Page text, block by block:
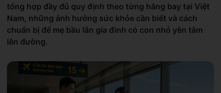
tổng hợp đầy đủ quy định theo từng hãng bay tại Việt
Nam, những ảnh hưởng sức khỏe cần biết và cách
chuẩn bị để mẹ bầu lẫn gia đình có con nhỏ yên tâm
lên đường.